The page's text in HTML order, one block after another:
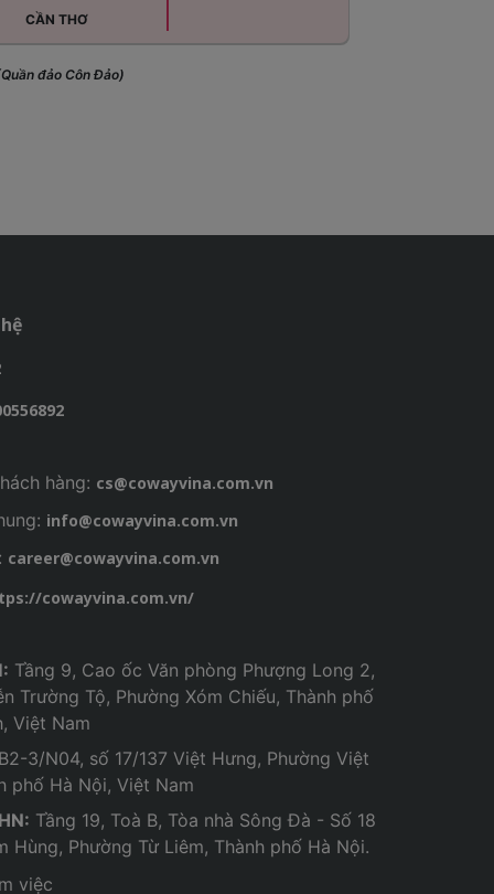
CẦN THƠ
đảo Côn Đảo)
hàng: cs@cowayvina.com.vn
info@cowayvina.com.vn
career@cowayvina.com.vn
cowayvina.com.vn/
Tầng 9, Cao ốc Văn phòng Phượng Long 2,
Trường Tộ, Phường Xóm Chiếu, Thành phố
Việt Nam
3/N04, số 17/137 Việt Hưng, Phường Việt
phố Hà Nội, Việt Nam
Tầng 19, Toà B, Tòa nhà Sông Đà - Số 18
Hùng, Phường Từ Liêm, Thành phố Hà Nội.
việc